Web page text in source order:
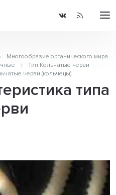
Многообразие органического мира
Тип Кольчатые черви
черви (кольчецы)
типа